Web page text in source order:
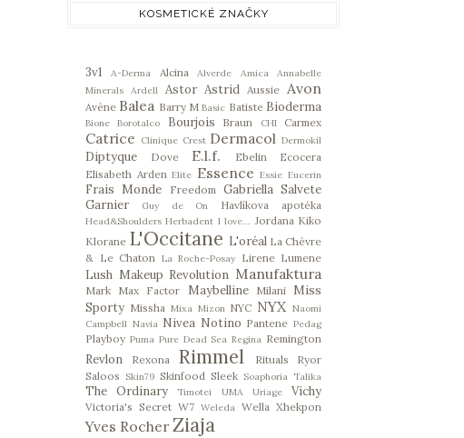
KOSMETICKÉ ZNAČKY
3v1 A-Derma Alcina Alverde Amica
Annabelle
Minerals
Ardell Astor Astrid Aussie Avon
Avène Balea Barry M Basic Batiste Bioderma
Bione Borotalco Bourjois Braun CHI Carmex
Catrice Clinique Crest Dermacol Dermokil
Diptyque Dove E.l.f. Ebelin
Ecocera
Elisabeth Arden Elite Essence Essie Eucerin
Frais Monde Freedom Gabriella Salvete
Garnier
Guy de On Havlíkova apotéka
Head&Shoulders Herbadent I love... Jordana Kiko
Klorane L'Occitane L'oréal La Chèvre
& Le Chaton La Roche-Posay Lirene Lumene
Lush Makeup Revolution Manufaktura
Mark Max Factor Maybelline Milani
Miss
Sporty Missha Mixa Mizon NYC NYX Naomi
Campbell Navia Nivea Notino Pantene Pedag
Playboy Puma Pure Dead Sea Regina Remington
Revlon Rexona Rimmel Rituals
Ryor
Saloos
Skin79 Skinfood Sleek Soaphoria Talika
The Ordinary Timotei UMA Uriage Vichy
Victoria's Secret W7 Weleda Wella Xhekpon
Yves Rocher Ziaja